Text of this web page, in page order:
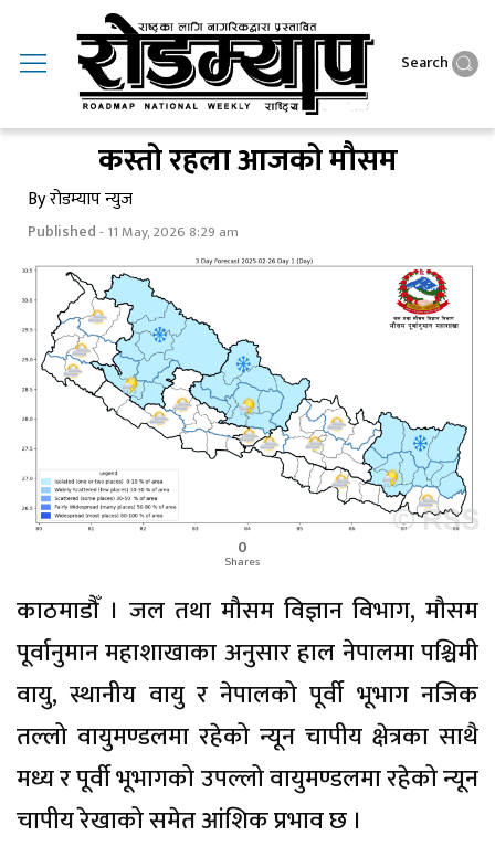
Search
कस्ताे रहला आजकाे माैसम
By रोडम्याप न्युज
Published- 11 May, 2026 8:29 am
0
Shares
काठमाडौँ । जल तथा मौसम विज्ञान विभाग, मौसम
पूर्वानुमान महाशाखाका अनुसार हाल नेपालमा पश्चिमी
वायु, स्थानीय वायु र नेपालको पूर्वी भूभाग नजिक
तल्लो वायुमण्डलमा रहेको न्यून चापीय क्षेत्रका साथै
मध्य र पूर्वी भूभागको उपल्लो वायुमण्डलमा रहेको न्यून
चापीय रेखाको समेत आंशिक प्रभाव छ ।